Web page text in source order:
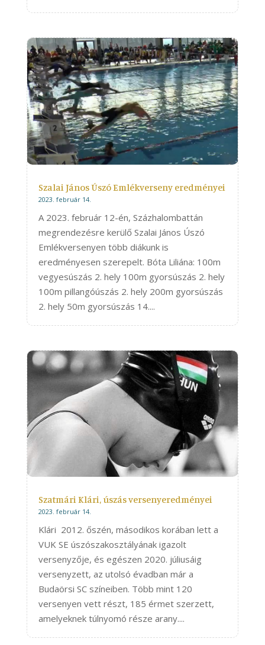
Szalai János Úszó Emlékverseny eredményei
2023. február 14.
A 2023. február 12-én, Százhalombattán
megrendezésre kerülő Szalai János Úszó
Emlékversenyen több diákunk is
eredményesen szerepelt. Bóta Liliána: 100m
vegyesúszás 2. hely 100m gyorsúszás 2. hely
100m pillangóúszás 2. hely 200m gyorsúszás
2. hely 50m gyorsúszás 14....
Szatmári Klári, úszás versenyeredményei
2023. február 14.
Klári 2012. őszén, másodikos korában lett a
VUK SE úszószakosztályának igazolt
versenyzője, és egészen 2020. júliusáig
versenyzett, az utolsó évadban már a
Budaörsi SC színeiben. Több mint 120
versenyen vett részt, 185 érmet szerzett,
amelyeknek túlnyomó része arany....